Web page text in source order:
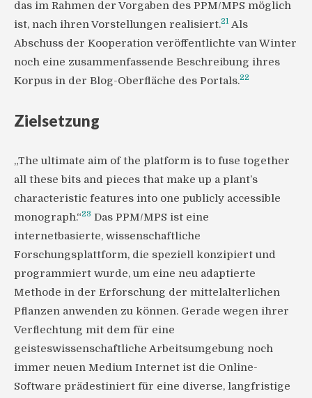
das im Rahmen der Vorgaben des PPM/MPS möglich
ist, nach ihren Vorstellungen realisiert.21Als
Abschuss der Kooperation veröffentlichte van Winter
noch eine zusammenfassende Beschreibung ihres
Korpus in der Blog-Oberfläche des Portals.22
Zielsetzung
„The ultimate aim of the platform is to fuse together
all these bits and pieces that make up a plant’s
characteristic features into one publicly accessible
monograph.“23 Das PPM/MPS ist eine
internetbasierte, wissenschaftliche
Forschungsplattform, die speziell konzipiert und
programmiert wurde, um eine neu adaptierte
Methode in der Erforschung der mittelalterlichen
Pflanzen anwenden zu können. Gerade wegen ihrer
Verflechtung mit dem für eine
geisteswissenschaftliche Arbeitsumgebung noch
immer neuen Medium Internet ist die Online-
Software prädestiniert für eine diverse, langfristige